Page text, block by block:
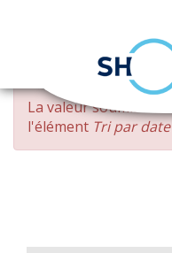
Aller
contenu
principal
MESSAGE
D'ERREUR
La valeur soumise
l'élément Tri par date